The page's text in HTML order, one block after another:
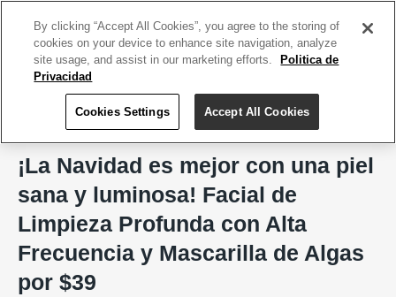
MES SPA, Arecibo
¡La Navidad es mejor con una piel
sana y luminosa! Facial de
Limpieza Profunda con Alta
Frecuencia y Mascarilla de Algas
por $39
By clicking “Accept All Cookies”, you agree to the storing of
cookies on your device to enhance site navigation, analyze
site usage, and assist in our marketing efforts.
Politica de
Privacidad
Cookies Settings Accept All Cookies